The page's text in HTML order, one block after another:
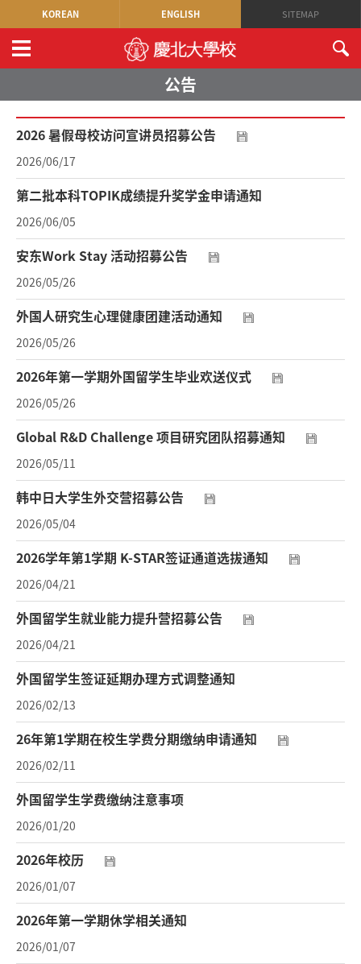
KOREAN ENGLISH SITEMAP
公告
2026 暑假母校访问宣讲员招募公告
2026/06/17
第二批本科TOPIK成绩提升奖学金申请通知
2026/06/05
安东Work Stay 活动招募公告
2026/05/26
外国人研究生心理健康团建活动通知
2026/05/26
2026年第一学期外国留学生毕业欢送仪式
2026/05/26
Global R&D Challenge 项目研究团队招募通知
2026/05/11
韩中日大学生外交营招募公告
2026/05/04
2026学年第1学期 K-STAR签证通道选拔通知
2026/04/21
外国留学生就业能力提升营招募公告
2026/04/21
外国留学生签证延期办理方式调整通知
2026/02/13
26年第1学期在校生学费分期缴纳申请通知
2026/02/11
外国留学生学费缴纳注意事项
2026/01/20
2026年校历
2026/01/07
2026年第一学期休学相关通知
2026/01/07